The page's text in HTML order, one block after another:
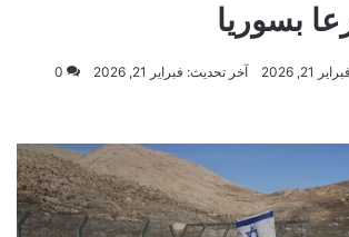
بسوريا
فبراير 21, 2026 آخر تحديث: فبراير 21, 2026 0